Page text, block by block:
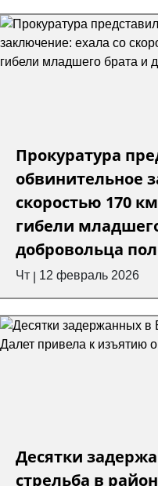
Прокуратура
обвинительное
скоростью 170
гибели
добровольца
Чт 12 февраль 2026
Десятки
стрельба в